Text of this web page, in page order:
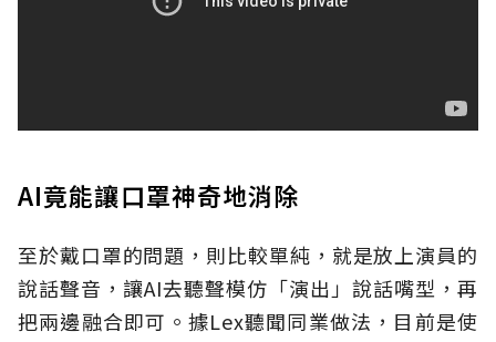
AI竟能讓口罩神奇地消除
至於戴口罩的問題，則比較單純，就是放上演員的
說話聲音，讓AI去聽聲模仿「演出」說話嘴型，再
把兩邊融合即可。據Lex聽聞同業做法，目前是使